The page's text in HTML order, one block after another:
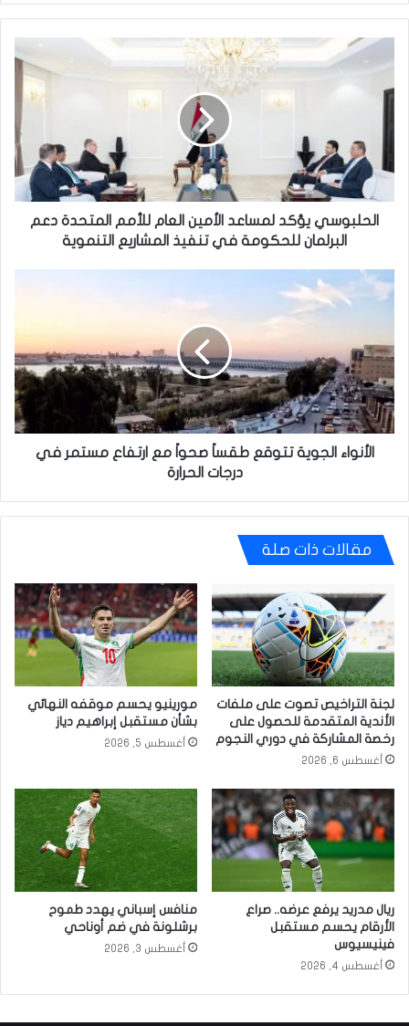
الحلبوسي
العام
المتحدة
دعم
البرلمان
للحكومة
المشاريع
التنموية
الحلبوسي يؤكد لمساعد الأمين العام للأمم المتحدة دعم
البرلمان للحكومة في تنفيذ المشاريع التنموية
الأنواء
الجوية
صحواً
مع
ارتفاع
مستمر
في
درجاتالأنواء الجوية تتوقع طقساً صحواً مع ارتفاع مستمر في
درجات الحرارة
مقالات ذات صلة
لجنة التراخيص تصوت على ملفات
الأندية المتقدمة للحصول على
رخصة المشاركة في دوري النجوم
أغسطس 6, 2026
مورينيو يحسم موقفه النهائي
بشأن مستقبل إبراهيم دياز
أغسطس 5, 2026
ريال مدريد يرفع عرضه.. صراع
الأرقام يحسم مستقبل
فينيسيوس
أغسطس 4, 2026
منافس إسباني يهدد طموح
برشلونة في ضم أوناحي
أغسطس 3, 2026